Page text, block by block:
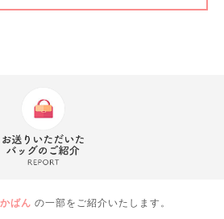
ばん の一部をご紹介いたします。